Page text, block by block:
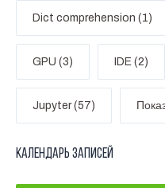
Dict comprehension (1)
GPU (3) IDE (2)
Jupyter (57)
Календарь записей